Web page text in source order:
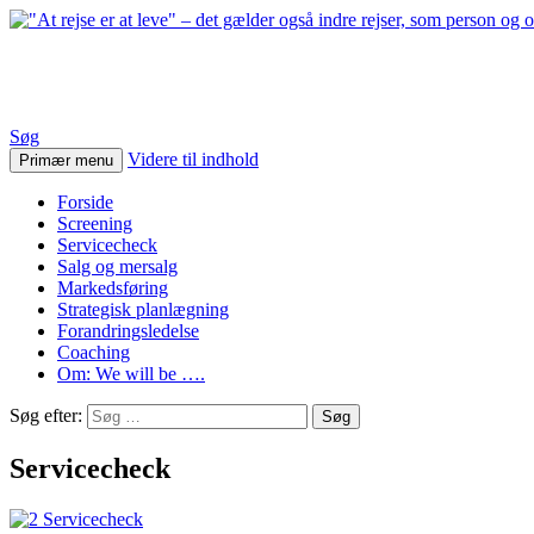
Søg
Primær menu Videre til indhold
Forside
Screening
Servicecheck
Salg og mersalg
Markedsføring
Strategisk planlægning
Forandringsledelse
Coaching
Om: We will be ….
Søg efter:
Servicecheck